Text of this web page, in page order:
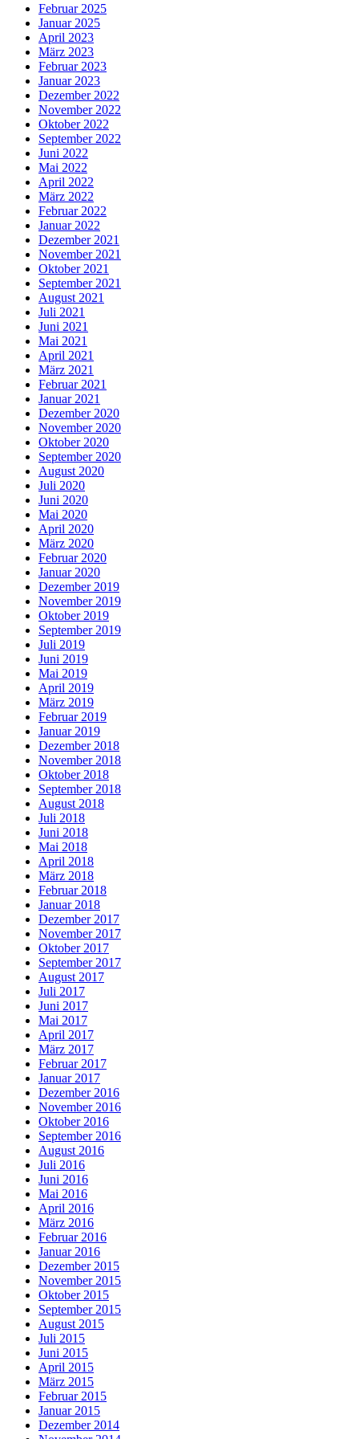
Februar 2025
Januar 2025
April 2023
März 2023
Februar 2023
Januar 2023
Dezember 2022
November 2022
Oktober 2022
September 2022
Juni 2022
Mai 2022
April 2022
März 2022
Februar 2022
Januar 2022
Dezember 2021
November 2021
Oktober 2021
September 2021
August 2021
Juli 2021
Juni 2021
Mai 2021
April 2021
März 2021
Februar 2021
Januar 2021
Dezember 2020
November 2020
Oktober 2020
September 2020
August 2020
Juli 2020
Juni 2020
Mai 2020
April 2020
März 2020
Februar 2020
Januar 2020
Dezember 2019
November 2019
Oktober 2019
September 2019
Juli 2019
Juni 2019
Mai 2019
April 2019
März 2019
Februar 2019
Januar 2019
Dezember 2018
November 2018
Oktober 2018
September 2018
August 2018
Juli 2018
Juni 2018
Mai 2018
April 2018
März 2018
Februar 2018
Januar 2018
Dezember 2017
November 2017
Oktober 2017
September 2017
August 2017
Juli 2017
Juni 2017
Mai 2017
April 2017
März 2017
Februar 2017
Januar 2017
Dezember 2016
November 2016
Oktober 2016
September 2016
August 2016
Juli 2016
Juni 2016
Mai 2016
April 2016
März 2016
Februar 2016
Januar 2016
Dezember 2015
November 2015
Oktober 2015
September 2015
August 2015
Juli 2015
Juni 2015
April 2015
März 2015
Februar 2015
Januar 2015
Dezember 2014